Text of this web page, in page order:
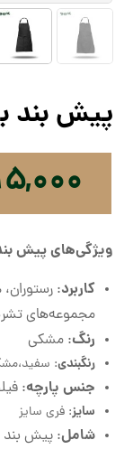
پیش بند
ویژگی‌های پیش
کاربرد:
مجموعه‌های
رنگ: مشکی
رنگبندی:
جنس پارچه:
سایز: فری سایز
شامل: پیش بند